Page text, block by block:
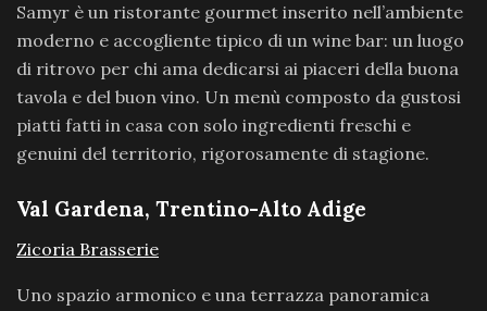
Samyr è un ristorante gourmet inserito nell’ambiente
moderno e accogliente tipico di un wine bar: un luogo
di ritrovo per chi ama dedicarsi ai piaceri della buona
tavola e del buon vino. Un menù composto da gustosi
piatti fatti in casa con solo ingredienti freschi e
genuini del territorio, rigorosamente di stagione.
Val Gardena, Trentino-Alto Adige
Zicoria Brasserie
Uno spazio armonico e una terrazza panoramica